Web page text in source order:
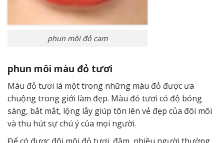
phun môi đỏ cam
phun môi màu đỏ tươi
Màu đỏ tươi là một trong những màu đỏ được ưa
chuộng trong giới làm đẹp. Màu đỏ tươi có độ bóng
sáng, bắt mắt, lộng lẫy giúp tôn lên vẻ đẹp của đôi môi
và thu hút sự chú ý của mọi người.